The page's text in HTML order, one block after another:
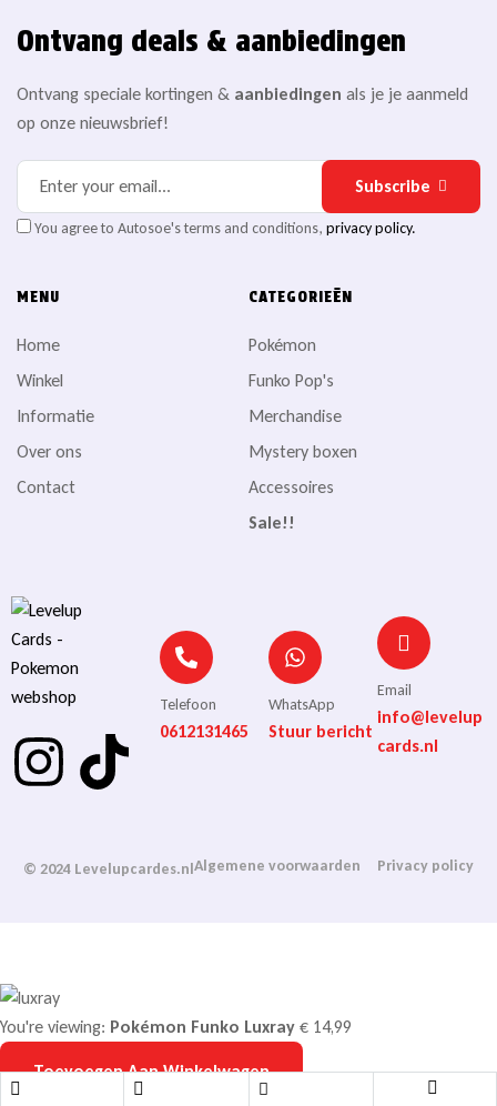
Ontvang deals & aanbiedingen
Ontvang speciale kortingen & aanbiedingen als je je aanmeld
op onze nieuwsbrief!
Subscribe
You agree to Autosoe's terms and conditions, privacy policy.
MENU
Home
Winkel
Informatie
Over ons
Contact
CATEGORIEËN
Pokémon
Funko Pop's
Merchandise
Mystery boxen
Accessoires
Sale!!
Telefoon
0612131465
WhatsApp
Stuur bericht
Email
info@levelup
cards.nl
© 2024 Levelupcardes.nlAlgemene voorwaarden Privacy policy
You're viewing: Pokémon Funko Luxray € 14,99
Toevoegen Aan Winkelwagen